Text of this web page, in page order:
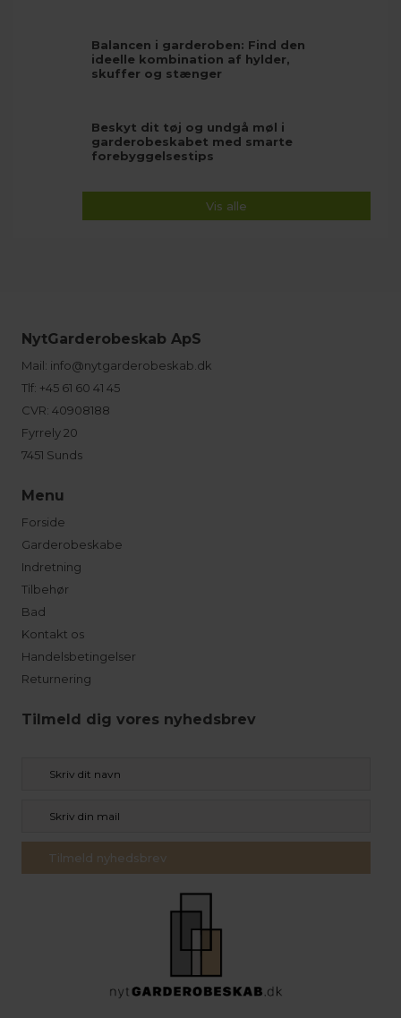
Balancen i garderoben: Find den
ideelle kombination af hylder,
skuffer og stænger
Beskyt dit tøj og undgå møl i
garderobeskabet med smarte
forebyggelsestips
Vis alle
NytGarderobeskab ApS
Mail: info@nytgarderobeskab.dk
Tlf: +45 61 60 41 45
CVR: 40908188
Fyrrely 20
7451 Sunds
Menu
Forside
Garderobeskabe
Indretning
Tilbehør
Bad
Kontakt os
Handelsbetingelser
Returnering
Tilmeld dig vores nyhedsbrev